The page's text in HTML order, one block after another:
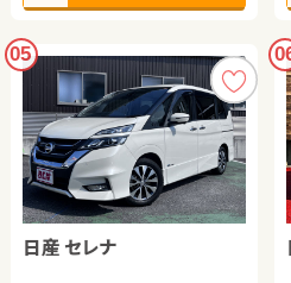
05
日産 セレナ